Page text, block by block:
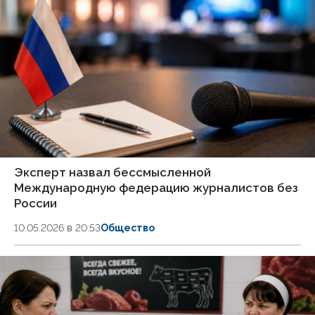
Эксперт назвал бессмысленной
Международную федерацию журналистов без
России
10.05.2026 в 20:53Общество